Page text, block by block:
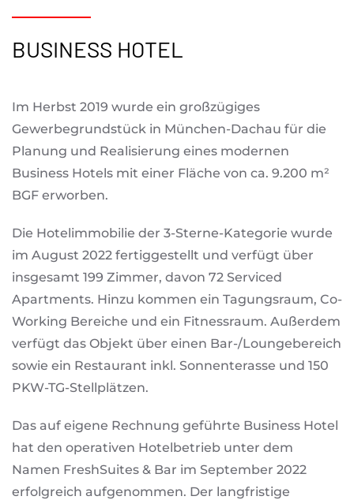
BUSINESS HOTEL
Im Herbst 2019 wurde ein großzügiges
Gewerbegrundstück in München-Dachau für die
Planung und Realisierung eines modernen
Business Hotels mit einer Fläche von ca. 9.200 m²
BGF erworben.
Die Hotelimmobilie der 3-Sterne-Kategorie wurde
im August 2022 fertiggestellt und verfügt über
insgesamt 199 Zimmer, davon 72 Serviced
Apartments. Hinzu kommen ein Tagungsraum, Co-
Working Bereiche und ein Fitnessraum. Außerdem
verfügt das Objekt über einen Bar-/Loungebereich
sowie ein Restaurant inkl. Sonnenterasse und 150
PKW-TG-Stellplätzen.
Das auf eigene Rechnung geführte Business Hotel
hat den operativen Hotelbetrieb unter dem
Namen FreshSuites & Bar im September 2022
erfolgreich aufgenommen. Der langfristige